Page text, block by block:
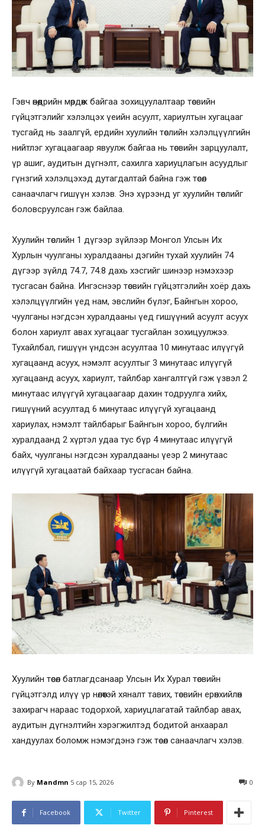
Гэвч өнөөдрийн мөрдөж байгаа зохицуулалтаар төсвийн
гүйцэтгэлийг хэлэлцэх үеийн асуулт, хариултын хугацааг
тусгайд нь заалгүй, ердийн хуулийн төслийн хэлэлцүүлгийн
нийтлэг хугацаагаар явуулж байгаа нь төсвийн зарцуулалт,
үр ашиг, аудитын дүгнэлт, сахилга хариуцлагын асуудлыг
гүнзгий хэлэлцэхэд дутагдалтай байна гэж төсөл
санаачлагч гишүүн хэлэв. Энэ хүрээнд уг хуулийн төслийг
боловсруулсан гэж байлаа.
Хуулийн төслийн 1 дүгээр зүйлээр Монгол Улсын Их
Хурлын чуулганы хуралдааны дэгийн тухай хуулийн 74
дүгээр зүйлд 74.7, 74.8 дахь хэсгийг шинээр нэмэхээр
тусгасан байна. Ингэснээр төсвийн гүйцэтгэлийн хоёр дахь
хэлэлцүүлгийн үед нам, эвслийн бүлэг, Байнгын хороо,
чуулганы нэгдсэн хуралдааны үед гишүүний асуулт асуух
болон хариулт авах хугацааг тусгайлан зохицуулжээ.
Тухайлбал, гишүүн үндсэн асуултаа 10 минутаас илүүгүй
хугацаанд асуух, нэмэлт асуултыг 3 минутаас илүүгүй
хугацаанд асуух, хариулт, тайлбар хангалтгүй гэж үзвэл 2
минутаас илүүгүй хугацаагаар дахин тодруулга хийх,
гишүүний асуултад 6 минутаас илүүгүй хугацаанд
хариулах, нэмэлт тайлбарыг Байнгын хороо, бүлгийн
хуралдаанд 2 хүртэл удаа тус бүр 4 минутаас илүүгүй
байх, чуулганы нэгдсэн хуралдааны үеэр 2 минутаас
илүүгүй хугацаатай байхаар тусгасан байна.
Хуулийн төсөл батлагдсанаар Улсын Их Хурал төсвийн
гүйцэтгэлд илүү үр нөлөөтэй хяналт тавих, төсвийн ерөнхийлөн
захирагч нараас тодорхой, хариуцлагатай тайлбар авах,
аудитын дүгнэлтийн хэрэгжилтэд бодитой анхаарал
хандуулах боломж нэмэгдэнэ гэж төсөл санаачлагч хэлэв.
By Mandmn 5 сар 15, 2026 0
Facebook Twitter Pinterest